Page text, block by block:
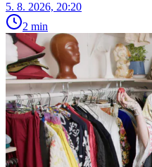
5. 8. 2026, 20:20
2 min